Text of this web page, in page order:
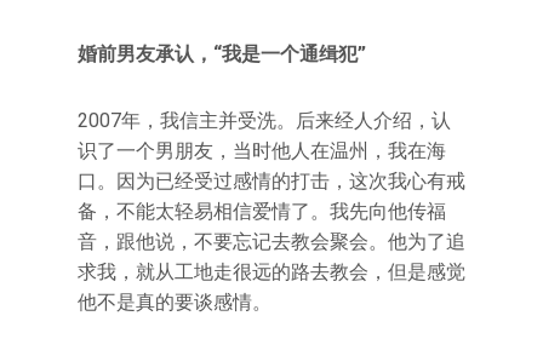
婚前男友承认，“我是一个通缉犯”
2007年，我信主并受洗。后来经人介绍，认
识了一个男朋友，当时他人在温州，我在海
口。因为已经受过感情的打击，这次我心有戒
备，不能太轻易相信爱情了。我先向他传福
音，跟他说，不要忘记去教会聚会。他为了追
求我，就从工地走很远的路去教会，但是感觉
他不是真的要谈感情。